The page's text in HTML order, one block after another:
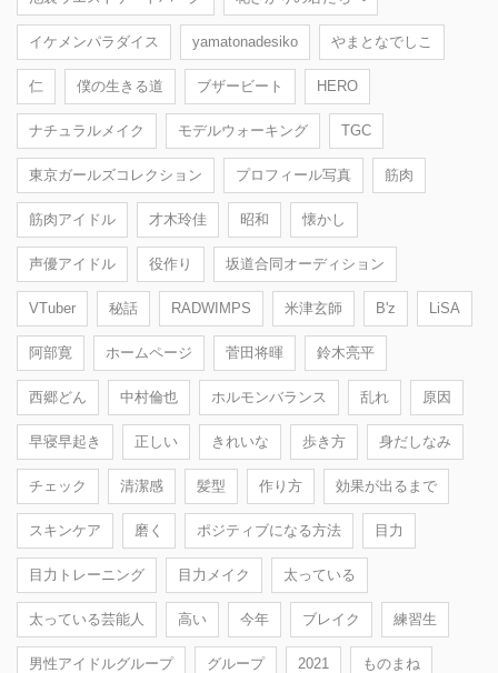
イケメンパラダイス yamatonadesiko やまとなでしこ
仁 僕の生きる道 ブザービート HERO
ナチュラルメイク モデルウォーキング TGC
東京ガールズコレクション プロフィール写真 筋肉
筋肉アイドル 才木玲佳 昭和 懐かし
声優アイドル 役作り 坂道合同オーディション
VTuber 秘話 RADWIMPS 米津玄師 B'z LiSA
阿部寛 ホームページ 菅田将暉 鈴木亮平
西郷どん 中村倫也 ホルモンバランス 乱れ 原因
早寝早起き 正しい きれいな 歩き方 身だしなみ
チェック 清潔感 髪型 作り方 効果が出るまで
スキンケア 磨く ポジティブになる方法 目力
目力トレーニング 目力メイク 太っている
太っている芸能人 高い 今年 ブレイク 練習生
男性アイドルグループ グループ 2021 ものまね